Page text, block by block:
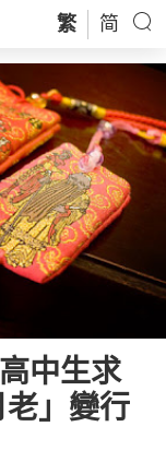
繁 简
中生求
」變行